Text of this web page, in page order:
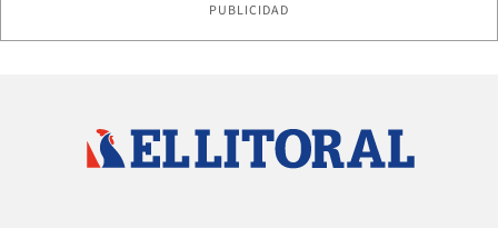
PUBLICIDAD